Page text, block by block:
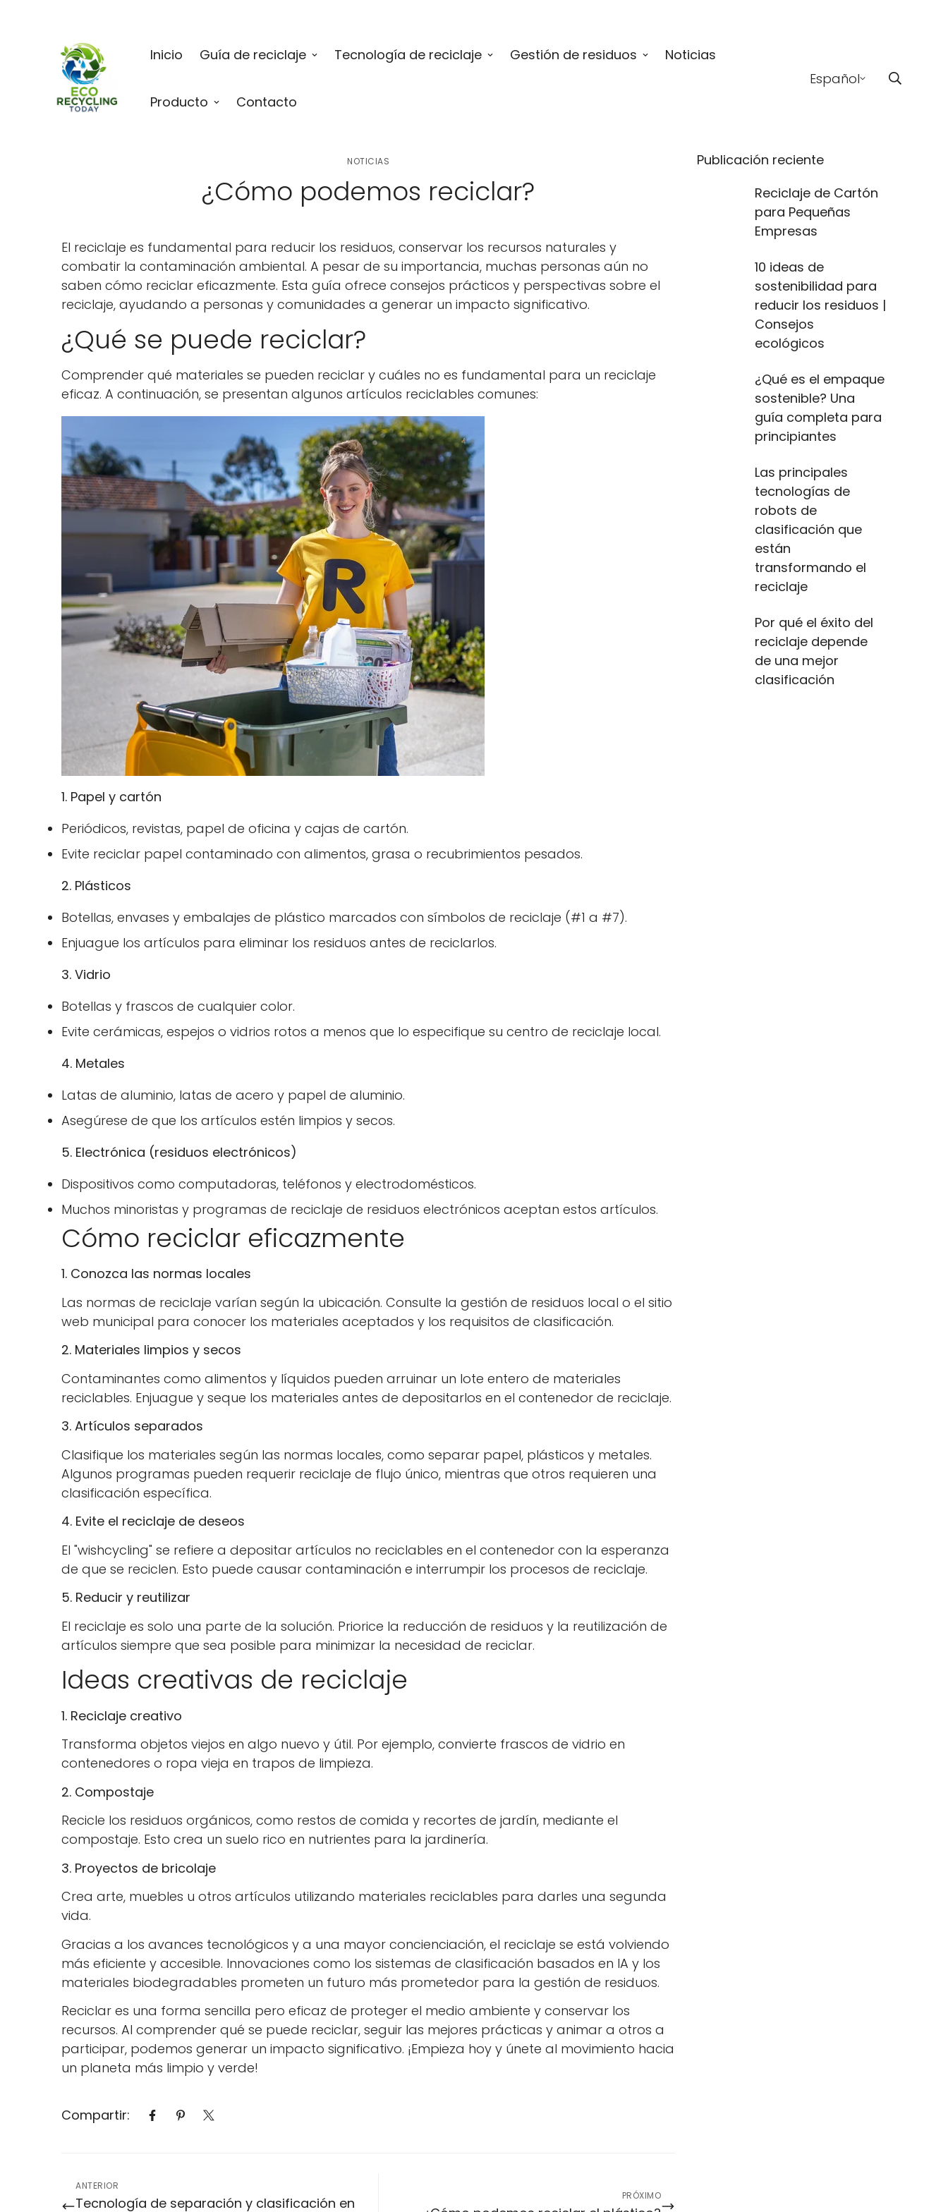
Inicio Guía de reciclaje Tecnología de reciclaje Gestión de residuos Noticias
Producto Contacto
Español
NOTICIAS
¿Cómo podemos reciclar?
El reciclaje es fundamental para reducir los residuos, conservar los recursos naturales y
combatir la contaminación ambiental. A pesar de su importancia, muchas personas aún no
saben cómo reciclar eficazmente. Esta guía ofrece consejos prácticos y perspectivas sobre el
reciclaje, ayudando a personas y comunidades a generar un impacto significativo.
¿Qué se puede reciclar?
Comprender qué materiales se pueden reciclar y cuáles no es fundamental para un reciclaje
eficaz. A continuación, se presentan algunos artículos reciclables comunes:
1. Papel y cartón
Periódicos, revistas, papel de oficina y cajas de cartón.
Evite reciclar papel contaminado con alimentos, grasa o recubrimientos pesados.
2. Plásticos
Botellas, envases y embalajes de plástico marcados con símbolos de reciclaje (#1 a #7).
Enjuague los artículos para eliminar los residuos antes de reciclarlos.
3. Vidrio
Botellas y frascos de cualquier color.
Evite cerámicas, espejos o vidrios rotos a menos que lo especifique su centro de reciclaje local.
4. Metales
Latas de aluminio, latas de acero y papel de aluminio.
Asegúrese de que los artículos estén limpios y secos.
5. Electrónica (residuos electrónicos)
Dispositivos como computadoras, teléfonos y electrodomésticos.
Muchos minoristas y programas de reciclaje de residuos electrónicos aceptan estos artículos.
Cómo reciclar eficazmente
1. Conozca las normas locales
Las normas de reciclaje varían según la ubicación. Consulte la gestión de residuos local o el sitio
web municipal para conocer los materiales aceptados y los requisitos de clasificación.
2. Materiales limpios y secos
Contaminantes como alimentos y líquidos pueden arruinar un lote entero de materiales
reciclables. Enjuague y seque los materiales antes de depositarlos en el contenedor de reciclaje.
3. Artículos separados
Clasifique los materiales según las normas locales, como separar papel, plásticos y metales.
Algunos programas pueden requerir reciclaje de flujo único, mientras que otros requieren una
clasificación específica.
4. Evite el reciclaje de deseos
El "wishcycling" se refiere a depositar artículos no reciclables en el contenedor con la esperanza
de que se reciclen. Esto puede causar contaminación e interrumpir los procesos de reciclaje.
5. Reducir y reutilizar
El reciclaje es solo una parte de la solución. Priorice la reducción de residuos y la reutilización de
artículos siempre que sea posible para minimizar la necesidad de reciclar.
Ideas creativas de reciclaje
1. Reciclaje creativo
Transforma objetos viejos en algo nuevo y útil. Por ejemplo, convierte frascos de vidrio en
contenedores o ropa vieja en trapos de limpieza.
2. Compostaje
Recicle los residuos orgánicos, como restos de comida y recortes de jardín, mediante el
compostaje. Esto crea un suelo rico en nutrientes para la jardinería.
3. Proyectos de bricolaje
Crea arte, muebles u otros artículos utilizando materiales reciclables para darles una segunda
vida.
Gracias a los avances tecnológicos y a una mayor concienciación, el reciclaje se está volviendo
más eficiente y accesible. Innovaciones como los sistemas de clasificación basados ​​en IA y los
materiales biodegradables prometen un futuro más prometedor para la gestión de residuos.
Reciclar es una forma sencilla pero eficaz de proteger el medio ambiente y conservar los
recursos. Al comprender qué se puede reciclar, seguir las mejores prácticas y animar a otros a
participar, podemos generar un impacto significativo. ¡Empieza hoy y únete al movimiento hacia
un planeta más limpio y verde!
Compartir:
ANTERIOR
Tecnología de separación y clasificación en
PRÓXIMO
Publicación reciente
Reciclaje de Cartón
para Pequeñas
Empresas
10 ideas de
sostenibilidad para
reducir los residuos |
Consejos
ecológicos
¿Qué es el empaque
sostenible? Una
guía completa para
principiantes
Las principales
tecnologías de
robots de
clasificación que
están
transformando el
reciclaje
Por qué el éxito del
reciclaje depende
de una mejor
clasificación
Confirma tu edad
¿Tienes 18 años o más?